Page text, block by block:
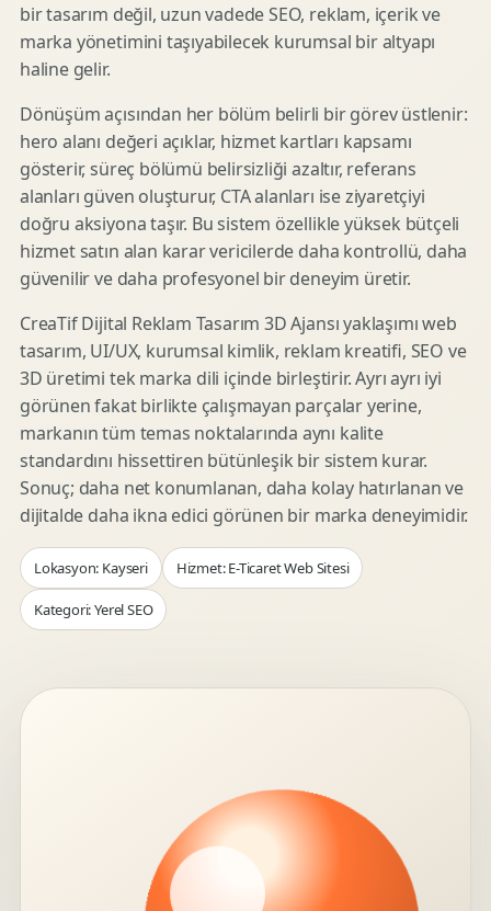
bir tasarım değil, uzun vadede SEO, reklam, içerik ve
marka yönetimini taşıyabilecek kurumsal bir altyapı
haline gelir.
Dönüşüm açısından her bölüm belirli bir görev üstlenir:
hero alanı değeri açıklar, hizmet kartları kapsamı
gösterir, süreç bölümü belirsizliği azaltır, referans
alanları güven oluşturur, CTA alanları ise ziyaretçiyi
doğru aksiyona taşır. Bu sistem özellikle yüksek bütçeli
hizmet satın alan karar vericilerde daha kontrollü, daha
güvenilir ve daha profesyonel bir deneyim üretir.
CreaTif Dijital Reklam Tasarım 3D Ajansı yaklaşımı web
tasarım, UI/UX, kurumsal kimlik, reklam kreatifi, SEO ve
3D üretimi tek marka dili içinde birleştirir. Ayrı ayrı iyi
görünen fakat birlikte çalışmayan parçalar yerine,
markanın tüm temas noktalarında aynı kalite
standardını hissettiren bütünleşik bir sistem kurar.
Sonuç; daha net konumlanan, daha kolay hatırlanan ve
dijitalde daha ikna edici görünen bir marka deneyimidir.
Lokasyon: Kayseri Hizmet: E-Ticaret Web Sitesi
Kategori: Yerel SEO